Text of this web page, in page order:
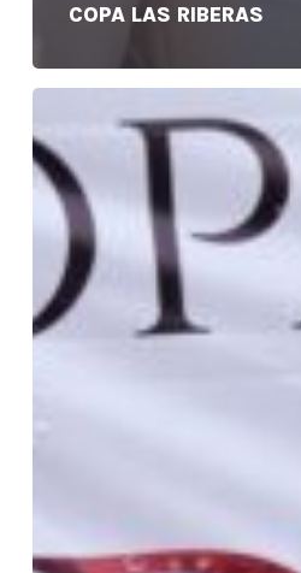
COPA LAS RIBERAS